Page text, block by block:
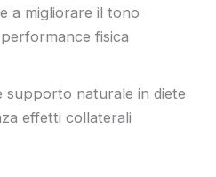
a migliorare il tono
fisica
supporto naturale in diete
effetti collaterali